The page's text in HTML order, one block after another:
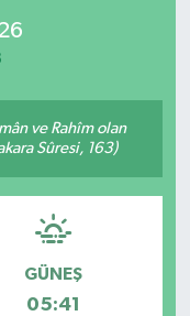
ve Rahîm olan
Sûresi, 163)
GÜNEŞ
05:41